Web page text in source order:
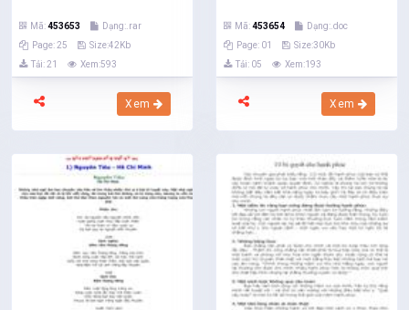
Mã:453653
Dạng:.rar
Page: 25
Size:42Kb
Tải: 21
Xem:593
Xem
Mã:453654
Dạng:.doc
Page: 01
Size:30Kb
Tải: 05
Xem:193
Xem